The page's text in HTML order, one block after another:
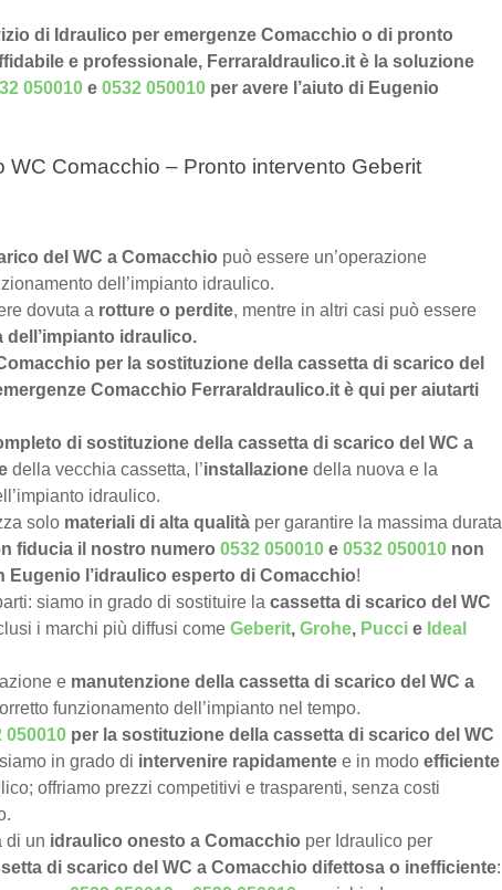
di Idraulico per emergenze Comacchio o di pronto
e professionale, FerraraIdraulico.it è la soluzione
050010 e 0532 050010 per avere l’aiuto di Eugenio
Comacchio – Pronto intervento Geberit
del WC a Comacchio può essere un’operazione
dell’impianto idraulico.
dovuta a rotture o perdite, mentre in altri casi può essere
dell’impianto idraulico.
per la sostituzione della cassetta di scarico del
Comacchio FerraraIdraulico.it è qui per aiutarti
di sostituzione della cassetta di scarico del WC a
della vecchia cassetta, l’installazione della nuova e la
idraulico.
solo materiali di alta qualità per garantire la massima durata
fiducia il nostro numero 0532 050010 e 0532 050010 non
l’idraulico esperto di Comacchio!
siamo in grado di sostituire la cassetta di scarico del WC
i marchi più diffusi come Geberit, Grohe, Pucci e Ideal
e manutenzione della cassetta di scarico del WC a
funzionamento dell’impianto nel tempo.
050010 per la sostituzione della cassetta di scarico del WC
in grado di intervenire rapidamente e in modo efficiente
offriamo prezzi competitivi e trasparenti, senza costi
di un idraulico onesto a Comacchio per Idraulico per
di scarico del WC a Comacchio difettosa o inefficiente: